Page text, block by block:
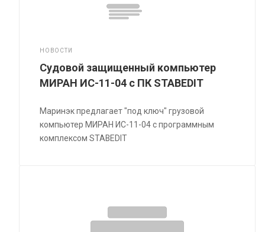
НОВОСТИ
Судовой защищенный компьютер
МИРАН ИС-11-04 с ПК STABEDIT
Маринэк предлагает "под ключ" грузовой
компьютер МИРАН ИС-11-04 с программным
комплексом STABEDIT